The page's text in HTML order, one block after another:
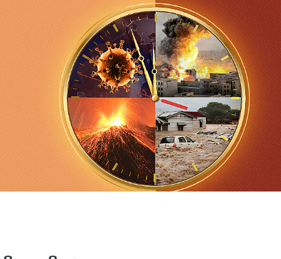
ລະ ຖືວ່າຕົວເອງຊອບທໍາ ແລະ ເຈົ້າຂາດສະຕິ. ເຄື່ອງ
ຣະອົງ ແລະ ພວກເຂົາຄວນໄດ້ໃຊ້ຈ່າຍຢ່າງສົມເຫດ
ວກເຮົາຕ້ອງມອບໝາຍຄວາມຮັບຜິດຊອບຕາມ
ງຮູ້ສຶກວ່າຂ້ອຍຖືກ. ຂ້ອຍບໍ່ໄດ້ລັກເຄື່ອງຖວາຍ, ຂ້ອຍໄດ້
ຍຄວນແບກຮັບຄວາມຮັບຜິດຊອບອັນໃດໜຶ່ງ?
ເຮົາ ແລະ ພວກເຂົາໄດ້ສົນທະນາ ແລະ ວິເຄາະບັນຫາ
ະທໍາຂອງພຣະເຈົ້າເພື່ອອະທິບາຍຄວາມເຂົ້າໃຈຂອງ
ກໍາລັງໃຊ້ການສົນທະນານີ້ກ່ຽວກັບພຣະທໍາຂອງພຣະເຈົ້າ
ບັນດາຜູ້ນຳຂອງຂ້ອຍເຫັນວ່າຂ້ອຍບໍ່ມີຄວາມເຂົ້າໃຈ
ຂໍ້ຕົກລົງຂອງບັນດາອ້າຍເອື້ອຍນ້ອງຂອງຂ້ອຍ, ພວກເຂົາ